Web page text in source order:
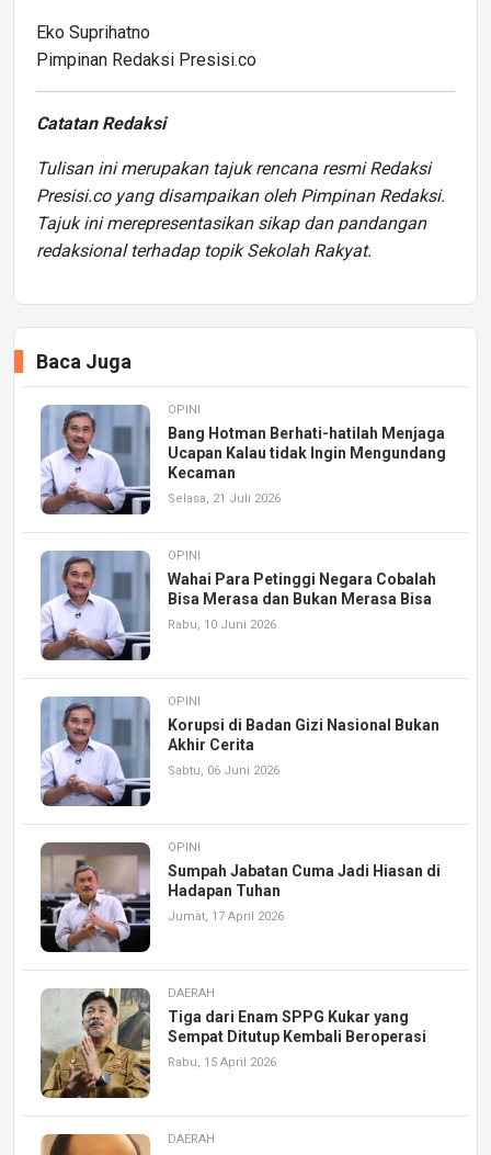
Eko Suprihatno
Pimpinan Redaksi Presisi.co
Catatan Redaksi
Tulisan ini merupakan tajuk rencana resmi Redaksi
Presisi.co yang disampaikan oleh Pimpinan Redaksi.
Tajuk ini merepresentasikan sikap dan pandangan
redaksional terhadap topik Sekolah Rakyat.
Baca Juga
OPINI
Bang Hotman Berhati-hatilah Menjaga
Ucapan Kalau tidak Ingin Mengundang
Kecaman
Selasa, 21 Juli 2026
OPINI
Wahai Para Petinggi Negara Cobalah
Bisa Merasa dan Bukan Merasa Bisa
Rabu, 10 Juni 2026
OPINI
Korupsi di Badan Gizi Nasional Bukan
Akhir Cerita
Sabtu, 06 Juni 2026
OPINI
Sumpah Jabatan Cuma Jadi Hiasan di
Hadapan Tuhan
Jumat, 17 April 2026
DAERAH
Tiga dari Enam SPPG Kukar yang
Sempat Ditutup Kembali Beroperasi
Rabu, 15 April 2026
DAERAH